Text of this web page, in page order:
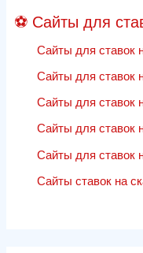
⚽ Сайты для
Сайты для ставок
Сайты для ставок
Сайты для ставок
Сайты для ставок
Сайты для ставок
Сайты ставок на